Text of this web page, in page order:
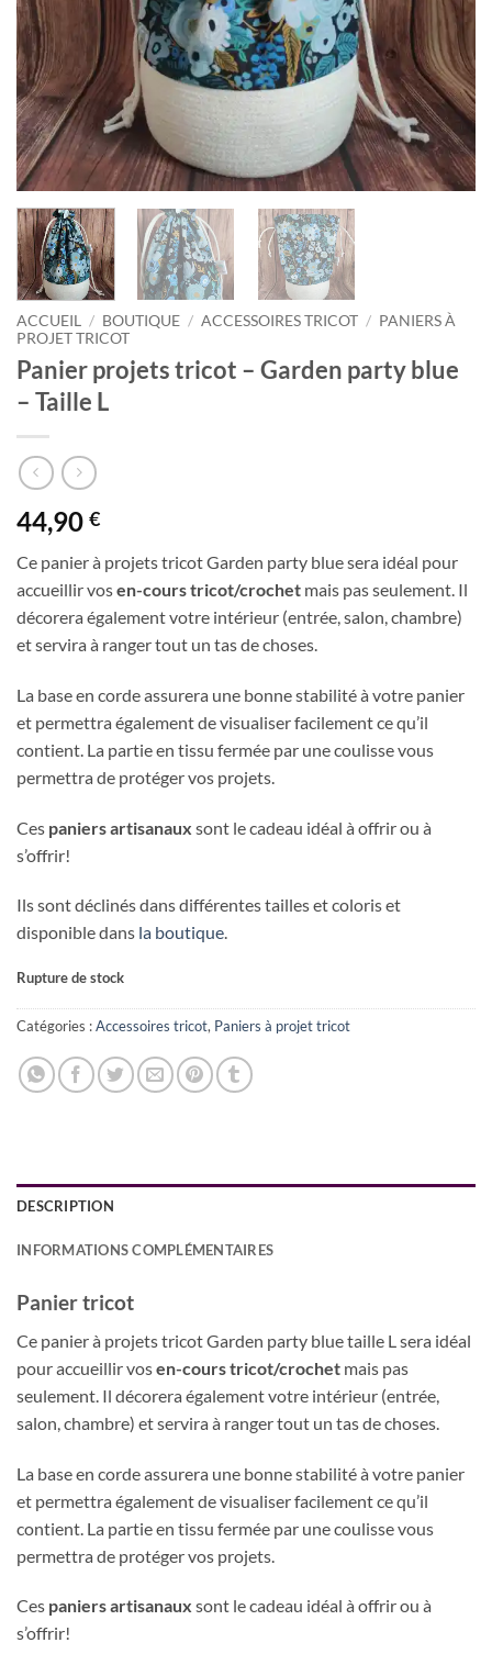
ACCUEIL / BOUTIQUE / ACCESSOIRES TRICOT / PANIERS À
PROJET TRICOT
Panier projets tricot – Garden party blue
– Taille L
44,90 €
Ce panier à projets tricot Garden party blue sera idéal pour
accueillir vosen-cours tricot/crochet mais pas seulement. Il
décorera également votre intérieur (entrée, salon, chambre)
et servira à ranger tout un tas de choses.
La base en corde assurera une bonne stabilité à votre panier
et permettra également de visualiser facilement ce qu’il
contient. La partie en tissu fermée par une coulisse vous
permettra de protéger vos projets.
Ces paniers artisanaux sont le cadeau idéal à offrir ou à
s’offrir!
Ils sont déclinés dans différentes tailles et coloris et
disponible dans la boutique.
Rupture de stock
Catégories :Accessoires tricot, Paniers à projet tricot
DESCRIPTION
INFORMATIONS COMPLÉMENTAIRES
Panier tricot
Ce panier à projets tricot Garden party blue taille L sera idéal
pour accueillir vosen-cours tricot/crochet mais pas
seulement. Il décorera également votre intérieur (entrée,
salon, chambre) et servira à ranger tout un tas de choses.
La base en corde assurera une bonne stabilité à votre panier
et permettra également de visualiser facilement ce qu’il
contient. La partie en tissu fermée par une coulisse vous
permettra de protéger vos projets.
Ces paniers artisanaux sont le cadeau idéal à offrir ou à
s’offrir!